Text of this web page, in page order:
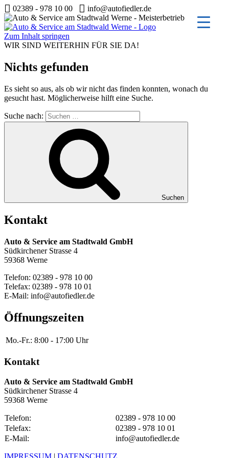
02389 - 978 10 00 info@autofiedler.de
Zum Inhalt springen
WIR SIND WEITERHIN FÜR SIE DA!
Nichts gefunden
Es sieht so aus, als ob wir nicht das finden konnten, wonach du
gesucht hast. Möglicherweise hilft eine Suche.
Suche nach:
Suchen
Kontakt
Auto & Service am Stadtwald GmbH
Südkirchener Strasse 4
59368 Werne
Telefon: 02389 - 978 10 00
Telefax: 02389 - 978 10 01
E-Mail: info@autofiedler.de
Öffnungszeiten
Mo.-Fr.: 8:00 - 17:00 Uhr
Kontakt
Auto & Service am Stadtwald GmbH
Südkirchener Strasse 4
59368 Werne
Telefon:
02389 - 978 10 00
Telefax:
02389 - 978 10 01
E-Mail:
info@autofiedler.de
IMPRESSUM | DATENSCHUTZ